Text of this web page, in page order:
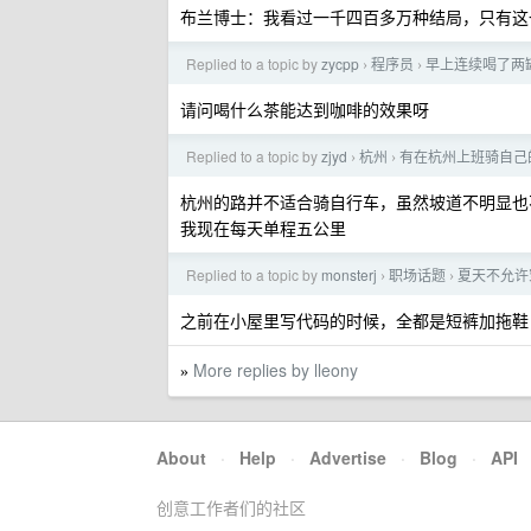
布兰博士：我看过一千四百多万种结局，只有
Replied to a topic byzycpp › 程序员 › 早上连续喝了两
请问喝什么茶能达到咖啡的效果呀
Replied to a topic byzjyd › 杭州 › 有在杭州上班骑自
杭州的路并不适合骑自行车，虽然坡道不明显
我现在每天单程五公里
Replied to a topic by monsterj › 职场话题 › 夏天不允
之前在小屋里写代码的时候，全都是短裤加拖鞋
» More replies by lleony
About · Help · Advertise · Blog · API
创意工作者们的社区